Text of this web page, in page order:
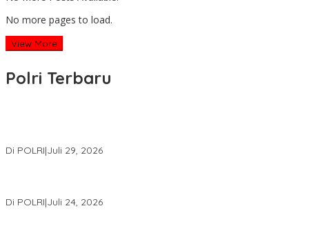
No more pages to load.
View More
Polri Terbaru
Di POLRI|Juli 29, 2026
Di POLRI|Juli 24, 2026